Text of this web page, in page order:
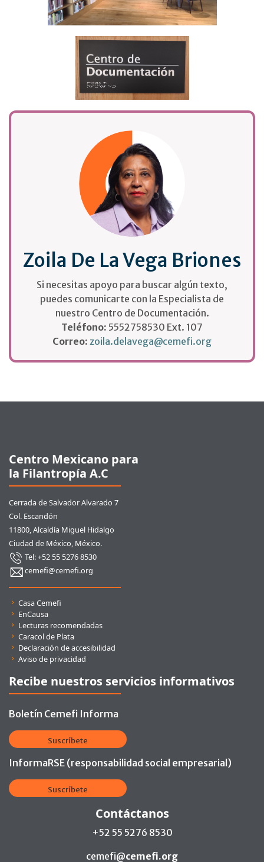
Zoila De La Vega Briones
Si necesitas apoyo para buscar algún texto,
puedes comunicarte con la Especialista de
nuestro Centro de Documentación.
Teléfono: 5552758530 Ext. 107
Correo: zoila.delavega@cemefi.org
Centro Mexicano para
la Filantropía A.C
Cerrada de Salvador Alvarado 7
Col. Escandón
11800, Alcaldía Miguel Hidalgo
Ciudad de México, México.
Tel: +52 55 5276 8530
cemefi@cemefi.org
Enlaces rápidos
Casa Cemefi
EnCausa
Lecturas recomendadas
Caracol de Plata
Declaración de accesibilidad
Aviso de privacidad
Recibe nuestros servicios informativos
Boletín Cemefi Informa
Suscríbete
InformaRSE (responsabilidad social empresarial)
Suscríbete
Contáctanos
+52 55 5276 8530
cemefi@cemefi.org